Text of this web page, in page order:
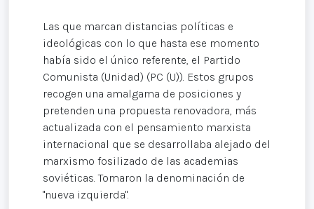
Las que marcan distancias políticas e
ideológicas con lo que hasta ese momento
había sido el único referente, el Partido
Comunista (Unidad) (PC (U)). Estos grupos
recogen una amalgama de posiciones y
pretenden una propuesta renovadora, más
actualizada con el pensamiento marxista
internacional que se desarrollaba alejado del
marxismo fosilizado de las academias
soviéticas. Tomaron la denominación de
"nueva izquierda".